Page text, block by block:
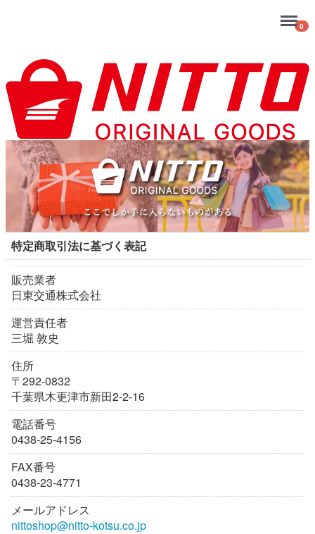
0
Menu
特定商取引法に基づく表記
販売業者
日東交通株式会社
運営責任者
三堀 敦史
住所
〒292-0832
千葉県木更津市新田2-2-16
電話番号
0438-25-4156
FAX番号
0438-23-4771
メールアドレス
nittoshop@nitto-kotsu.co.jp